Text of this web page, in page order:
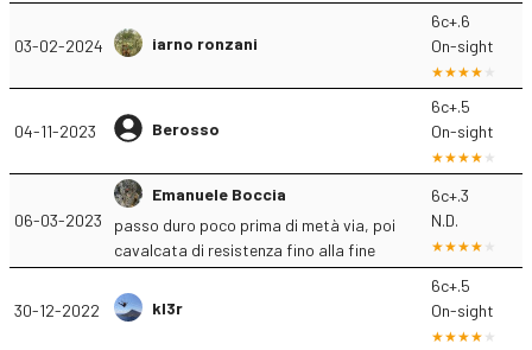
03-02-2024 iarno ronzani
6c+.6
On-sight
04-11-2023 Berosso
6c+.5
On-sight
06-03-2023
Emanuele Boccia
passo duro poco prima di metà via, poi
cavalcata di resistenza fino alla fine
6c+.3
N.D.
30-12-2022 kl3r
6c+.5
On-sight